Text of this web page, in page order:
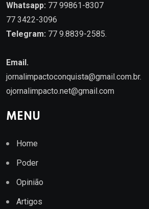
Whatsapp: 77 99861-8307
77 3422-3096
Telegram: 77 9.8839-2585.
Email.
jornalimpactoconquista@gmail.com.br.
ojornalimpacto.net@gmail.com
MENU
Home
Poder
Opinião
Artigos